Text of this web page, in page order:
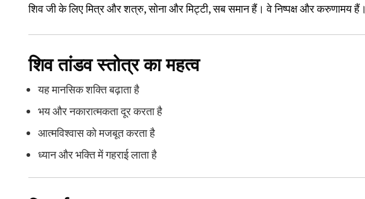
शिव जी के लिए मित्र और शत्रु, सोना और मिट्टी, सब समान हैं। वे निष्पक्ष और करुणामय हैं।
शिव तांडव स्तोत्र का महत्व
यह मानसिक शक्ति बढ़ाता है
भय और नकारात्मकता दूर करता है
आत्मविश्वास को मजबूत करता है
ध्यान और भक्ति में गहराई लाता है